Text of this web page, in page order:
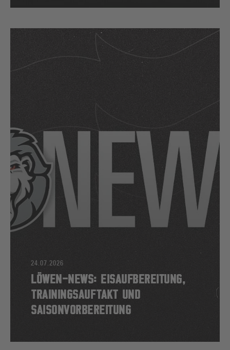
24.07.2026
LÖWEN-NEWS: EISAUFBEREITUNG,
TRAININGSAUFTAKT UND
SAISONVORBEREITUNG